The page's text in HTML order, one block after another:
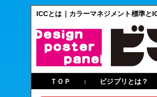
ICCとは｜カラーマネジメント標準と
ＴＯＰ | ビジプリとは？